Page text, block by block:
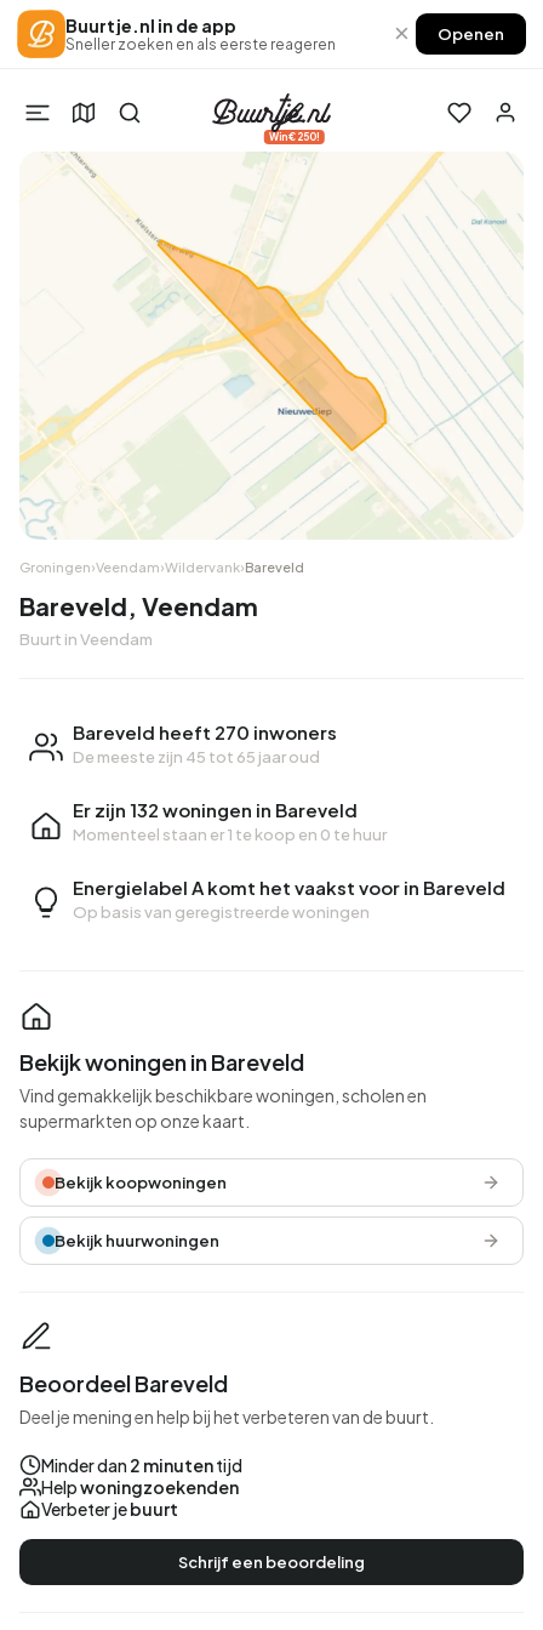
Buurtje.nl in de app
Sneller zoeken en als eerste reageren × Openen
Win €250!
Groningen›Veendam›Wildervank›Bareveld
Bareveld, Veendam
Buurt in Veendam
Bareveld heeft 270 inwoners
De meeste zijn 45 tot 65 jaar oud
Er zijn 132 woningen in Bareveld
Momenteel staan er1 te koop en 0 te huur
Energielabel A komt het vaakst voor in Bareveld
Op basis van geregistreerde woningen
Bekijk woningen in Bareveld
Vind gemakkelijk beschikbare woningen, scholen en
supermarkten op onze kaart.
Bekijk koopwoningen
Bekijk huurwoningen
Beoordeel Bareveld
Deel je mening en help bij het verbeteren van de buurt.
Minder dan 2 minutentijd
Helpwoningzoekenden
Verbeter jebuurt
Schrijf een beoordeling